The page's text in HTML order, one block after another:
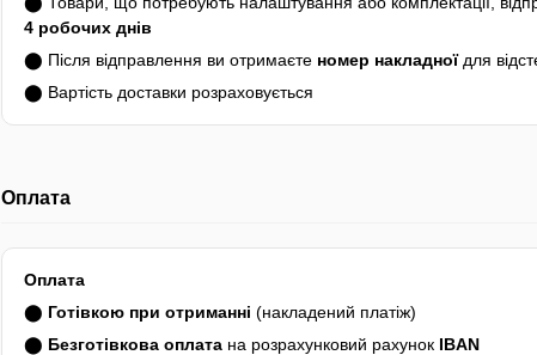
4 робочих днів
⬤ Після відправлення ви отримаєте номер накладноїдля
⬤ Вартість доставки розраховується
Оплата
Оплата
⬤ Готівкою при отриманні (накладений платіж)
⬤ Безготівкова оплата на розрахунковий рахунок IBAN